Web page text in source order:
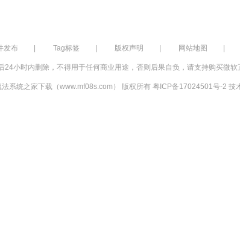
发布 | Tag标签 | 版权声明 | 网站地图 |
小时内删除，不得用于任何商业用途，否则后果自负，请支持购买微
系统之家下载（www.mf08s.com） 版权所有 粤ICP备17024501号-2 技